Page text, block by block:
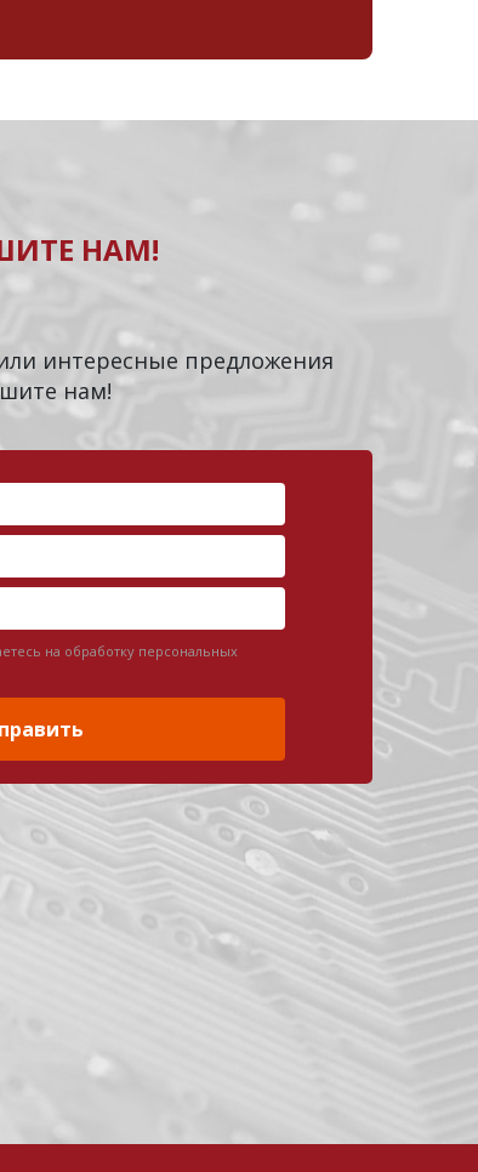
НАМ!
интересные предложения
нам!
на обработку персональных